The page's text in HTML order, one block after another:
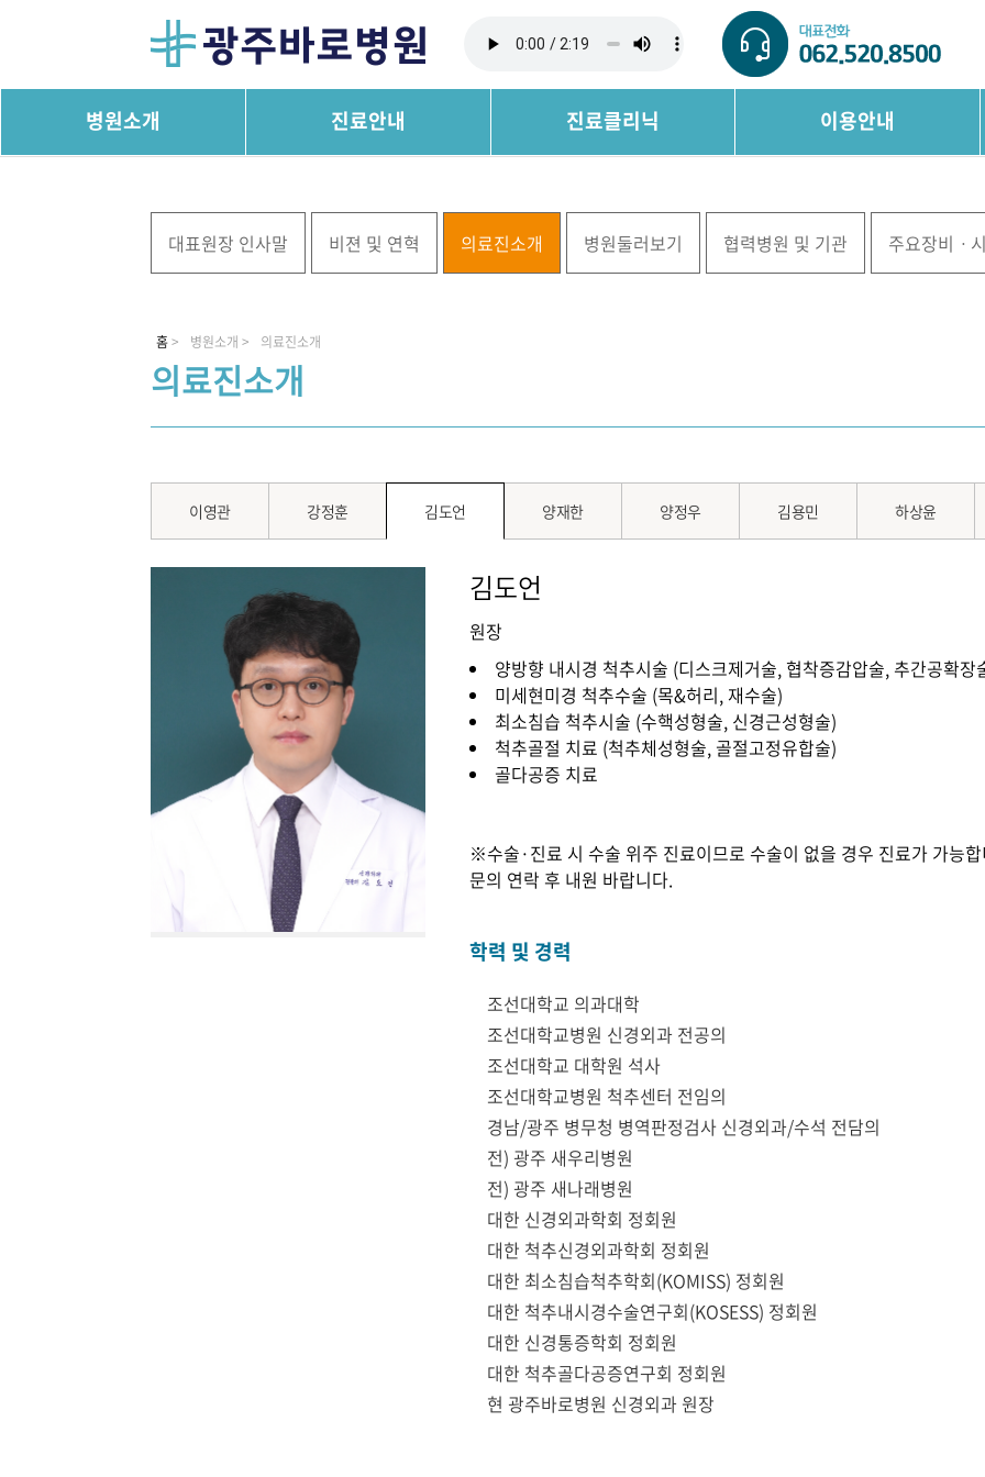
병원소개 진료안내 진료클리닉 이용안내
대표원장 인사말 비젼 및 연혁 의료진소개 병원둘러보기 협력병원 및 기관 주요장비ㆍ
홈> 병원소개 > 의료진소개
의료진소개
이영관 강정훈 김도언 양재한 양정우 김용민 하상윤
김도언
원장
양방향 내시경 척추시술 (디스크제거술, 협착증감압술, 추간공확장
미세현미경 척추수술 (목&허리, 재수술)
최소침습 척추시술 (수핵성형술, 신경근성형술)
척추골절 치료 (척추체성형술, 골절고정유합술)
골다공증 치료
※수술·진료 시 수술 위주 진료이므로 수술이 없을 경우 진료가 가능
문의 연락 후 내원 바랍니다.
학력 및 경력
조선대학교 의과대학
조선대학교병원 신경외과 전공의
조선대학교 대학원 석사
조선대학교병원 척추센터 전임의
경남/광주 병무청 병역판정검사 신경외과/수석 전담의
전) 광주 새우리병원
전) 광주 새나래병원
대한 신경외과학회 정회원
대한 척추신경외과학회 정회원
대한 최소침습척추학회(KOMISS) 정회원
대한 척추내시경수술연구회(KOSESS) 정회원
대한 신경통증학회 정회원
대한 척추골다공증연구회 정회원
현 광주바로병원 신경외과 원장